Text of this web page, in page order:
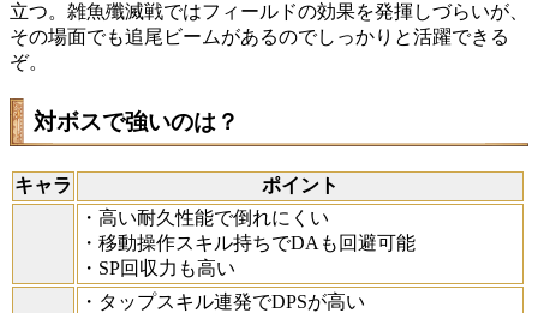
立つ。雑魚殲滅戦ではフィールドの効果を発揮しづらいが、
その場面でも追尾ビームがあるのでしっかりと活躍できる
ぞ。
対ボスで強いのは？
キャラ
ポイント
・高い耐久性能で倒れにくい
・移動操作スキル持ちでDAも回避可能
・SP回収力も高い
・タップスキル連発でDPSが高い